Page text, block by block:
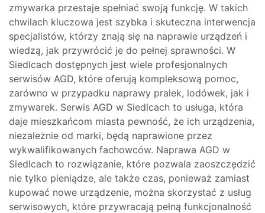
zmywarka przestaje spełniać swoją funkcję. W takich
chwilach kluczowa jest szybka i skuteczna interwencja
specjalistów, którzy znają się na naprawie urządzeń i
wiedzą, jak przywrócić je do pełnej sprawności. W
Siedlcach dostępnych jest wiele profesjonalnych
serwisów AGD, które oferują kompleksową pomoc,
zarówno w przypadku naprawy pralek, lodówek, jak i
zmywarek. Serwis AGD w Siedlcach to usługa, która
daje mieszkańcom miasta pewność, że ich urządzenia,
niezależnie od marki, będą naprawione przez
wykwalifikowanych fachowców. Naprawa AGD w
Siedlcach to rozwiązanie, które pozwala zaoszczędzić
nie tylko pieniądze, ale także czas, ponieważ zamiast
kupować nowe urządzenie, można skorzystać z usług
serwisowych, które przywracają pełną funkcjonalność